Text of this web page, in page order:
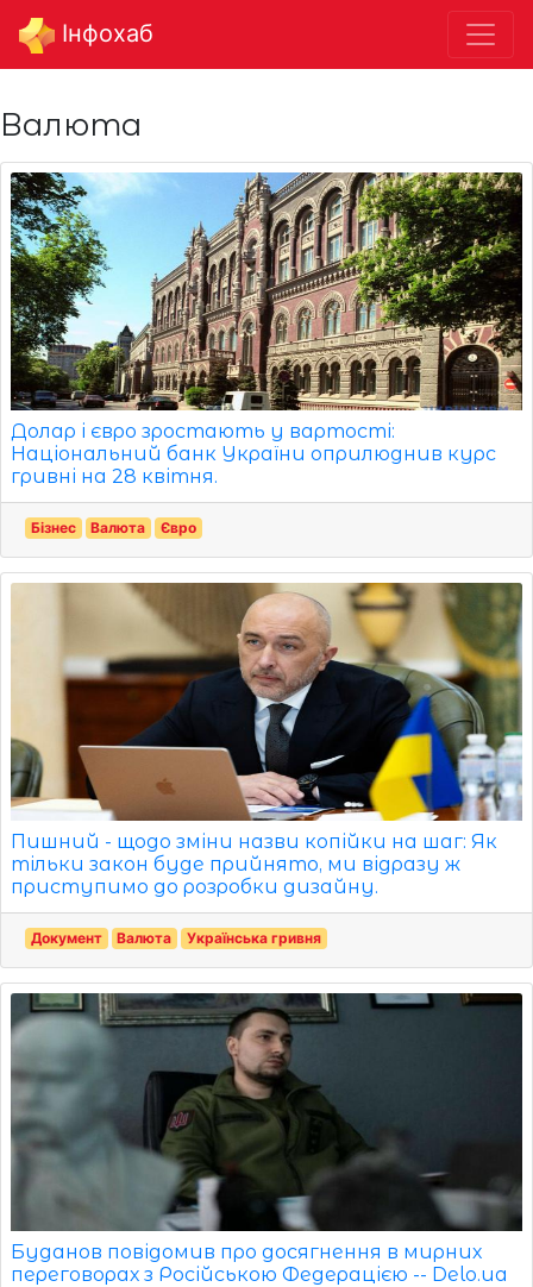
Інфохаб
Валюта
Долар і євро зростають у вартості:
Національний банк України оприлюднив курс
гривні на 28 квітня.
Бізнес Валюта Євро
Пишний - щодо зміни назви копійки на шаг: Як
тільки закон буде прийнято, ми відразу ж
приступимо до розробки дизайну.
Документ Валюта Українська гривня
Буданов повідомив про досягнення в мирних
переговорах з Російською Федерацією -- Delo.ua